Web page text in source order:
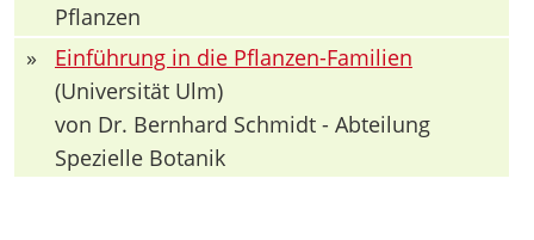
Pflanzen
»
Einführung in die Pflanzen-Familien
(Universität Ulm)
von Dr. Bernhard Schmidt - Abteilung
Spezielle Botanik